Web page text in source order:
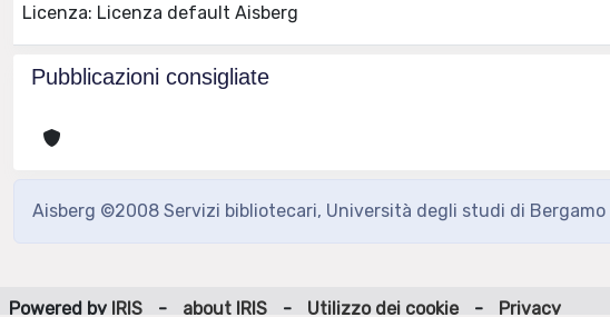
Licenza: Licenza default Aisberg
Pubblicazioni consigliate
Aisberg ©2008 Servizi bibliotecari, Università degli studi di Bergamo |
Powered by IRIS - about IRIS - Utilizzo dei cookie - Privacy